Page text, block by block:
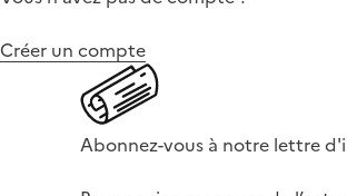
Créer un compte
Abonnez-vous à notre lettre